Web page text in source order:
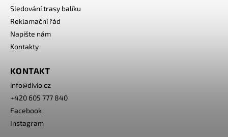
Sledování trasy balíku
Reklamační řád
Napište nám
Kontakty
KONTAKT
info@divio.cz
+420 605 777 840
Facebook
Instagram